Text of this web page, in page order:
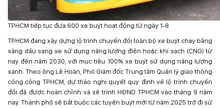
TPHCM tiếp tục đưa 600 xe buýt hoạt động từ ngày 1-8
TPHCM đang xây dựng lộ trình chuyển đổi toàn bộ xe buýt chạy bằng
xăng dầu sang xe sử dụng năng lượng điện hoặc khí sạch (CNG) từ
nay đến năm 2030, với mục tiêu 100% xe buýt sử dụng năng lượng
xanh. Theo ông Lê Hoàn, Phó Giám đốc Trung tâm Quản lý giao thông
công cộng TPHCM, dự thảo nghị quyết quy định về lộ trình chuyển
đổi đã được hoàn chỉnh và sẽ trình HĐND TPHCM vào tháng 9 năm
nay. Thành phố sẽ bắt buộc các tuyến buýt mới từ năm 2025 trở đi sử